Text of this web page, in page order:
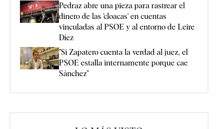
Pedraz abre una pieza para rastrear el
dinero de las 'cloacas' en cuentas
vinculadas al PSOE y al entorno de Leire
Díez
"Si Zapatero cuenta la verdad al juez, el
PSOE estalla internamente porque cae
Sánchez"